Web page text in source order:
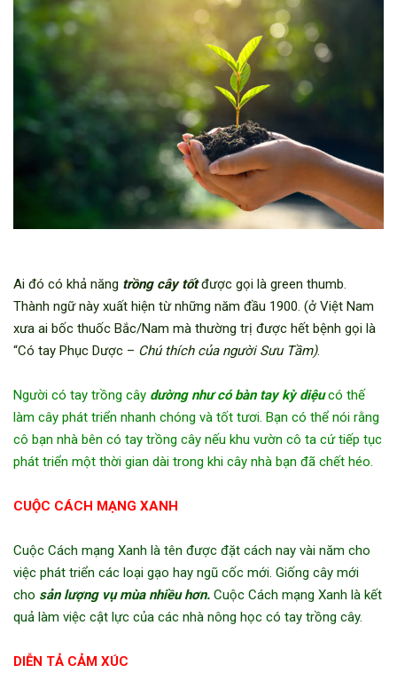
Ai đó có khả năng trồng cây tốt được gọi là green thumb.
Thành ngữ này xuất hiện từ những năm đầu 1900. (ở Việt Nam
xưa ai bốc thuốc Bắc/Nam mà thường trị được hết bệnh gọi là
“Có tay Phục Dược – Chú thích của người Sưu Tầm).
Người có tay trồng cây dường như có bàn tay kỳ diệu có thế
làm cây phát triển nhanh chóng và tốt tươi. Bạn có thể nói rằng
cô bạn nhà bên có tay trồng cây nếu khu vườn cô ta cứ tiếp tục
phát triển một thời gian dài trong khi cây nhà bạn đã chết héo.
CUỘC CÁCH MẠNG XANH
Cuộc Cách mạng Xanh là tên được đặt cách nay vài năm cho
việc phát triển các loại gạo hay ngũ cốc mới. Giống cây mới
cho sản lượng vụ mùa nhiều hơn. Cuộc Cách mạng Xanh là kết
quả làm việc cật lực của các nhà nông học có tay trồng cây.
DIỄN TẢ CẢM XÚC